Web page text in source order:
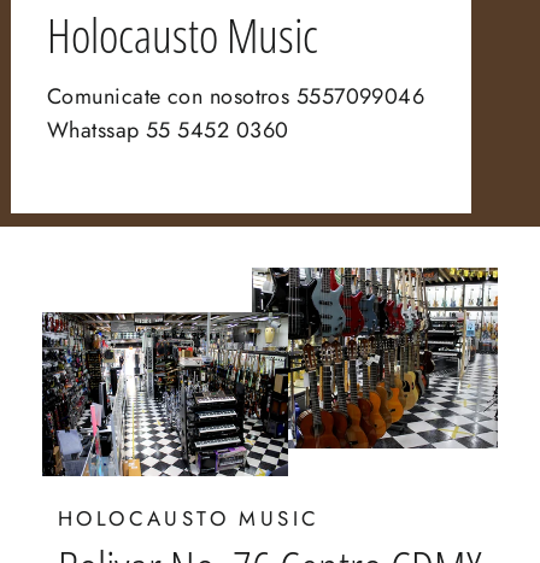
Holocausto Music
Comunicate con nosotros 5557099046
Whatssap 55 5452 0360
HOLOCAUSTO MUSIC